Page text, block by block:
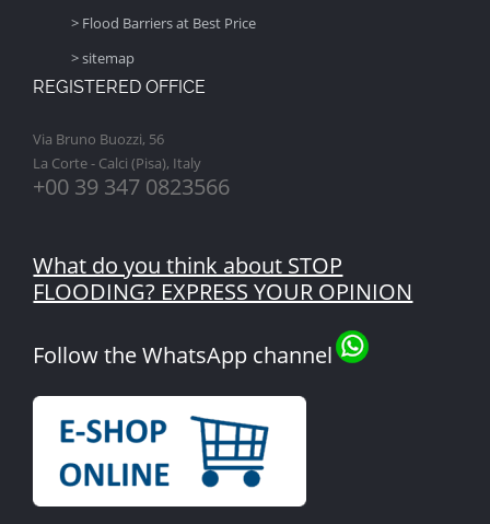
> Flood Barriers at Best Price
> sitemap
REGISTERED OFFICE
Via Bruno Buozzi, 56
La Corte - Calci (Pisa), Italy
+00 39 347 0823566
What do you think about STOP
FLOODING? EXPRESS YOUR OPINION
Follow the WhatsApp channel